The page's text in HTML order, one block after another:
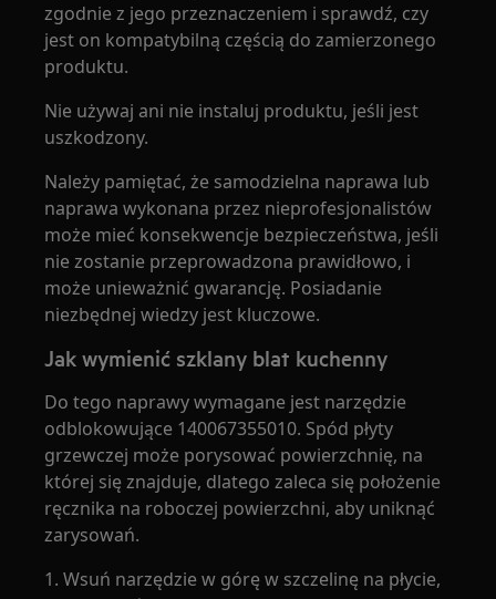
zgodnie z jego przeznaczeniem i sprawdź, czy
jest on kompatybilną częścią do zamierzonego
produktu.
Nie używaj ani nie instaluj produktu, jeśli jest
uszkodzony.
Należy pamiętać, że samodzielna naprawa lub
naprawa wykonana przez nieprofesjonalistów
może mieć konsekwencje bezpieczeństwa, jeśli
nie zostanie przeprowadzona prawidłowo, i
może unieważnić gwarancję. Posiadanie
niezbędnej wiedzy jest kluczowe.
Jak wymienić szklany blat kuchenny
Do tego naprawy wymagane jest narzędzie
odblokowujące 140067355010. Spód płyty
grzewczej może porysować powierzchnię, na
której się znajduje, dlatego zaleca się położenie
ręcznika na roboczej powierzchni, aby uniknąć
zarysowań.
1. Wsuń narzędzie w górę w szczelinę na płycie,